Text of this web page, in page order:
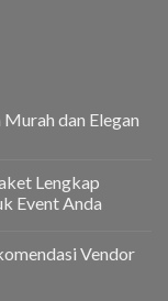
dan Elegan
Lengkap
Event Anda
Vendor